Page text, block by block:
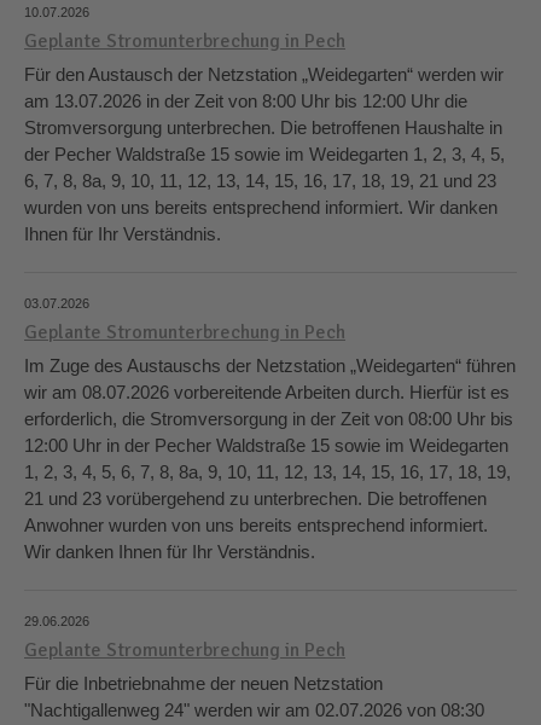
10.07.2026
Geplante Stromunterbrechung in Pech
Für den Austausch der Netzstation „Weidegarten“ werden wir
am 13.07.2026 in der Zeit von 8:00 Uhr bis 12:00 Uhr die
Stromversorgung unterbrechen. Die betroffenen Haushalte in
der Pecher Waldstraße 15 sowie im Weidegarten 1, 2, 3, 4, 5,
6, 7, 8, 8a, 9, 10, 11, 12, 13, 14, 15, 16, 17, 18, 19, 21 und 23
wurden von uns bereits entsprechend informiert. Wir danken
Ihnen für Ihr Verständnis.
03.07.2026
Geplante Stromunterbrechung in Pech
Im Zuge des Austauschs der Netzstation „Weidegarten“ führen
wir am 08.07.2026 vorbereitende Arbeiten durch. Hierfür ist es
erforderlich, die Stromversorgung in der Zeit von 08:00 Uhr bis
12:00 Uhr in der Pecher Waldstraße 15 sowie im Weidegarten
1, 2, 3, 4, 5, 6, 7, 8, 8a, 9, 10, 11, 12, 13, 14, 15, 16, 17, 18, 19,
21 und 23 vorübergehend zu unterbrechen. Die betroffenen
Anwohner wurden von uns bereits entsprechend informiert.
Wir danken Ihnen für Ihr Verständnis.
29.06.2026
Geplante Stromunterbrechung in Pech
Für die Inbetriebnahme der neuen Netzstation
"Nachtigallenweg 24" werden wir am 02.07.2026 von 08:30